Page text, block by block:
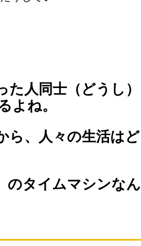
人同士（どうし）
よね。
ら、人々の生活はど
のタイムマシンなん